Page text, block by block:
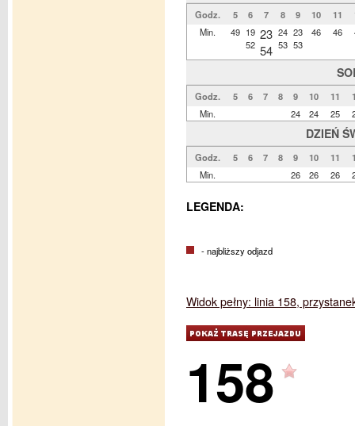
Godz. 5 6 7 8 9 10 11
Min.
49 19
52
23
54
24
53
23
53
46 46
Godz. 5 6 7 8 9 10 11
Min.
24 24 25
DZIEŃ
Godz. 5 6 7 8 9 10 11
Min.
26 26 26
LEGENDA:
- najbliższy odjazd
Widok pełny: linia 158,
158